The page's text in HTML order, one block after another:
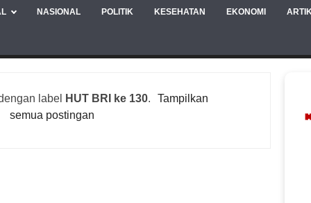
NASIONAL POLITIK KESEHATAN EKONOMI
label HUT BRI ke 130.
Tampilkan
semua postingan